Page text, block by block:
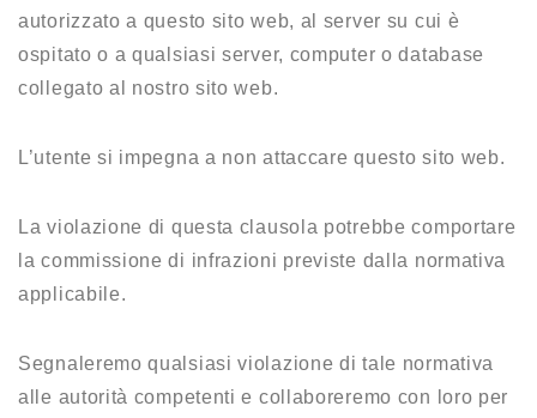
autorizzato a questo sito web, al server su cui è
ospitato o a qualsiasi server, computer o database
collegato al nostro sito web.
L’utente si impegna a non attaccare questo sito web.
La violazione di questa clausola potrebbe comportare
la commissione di infrazioni previste dalla normativa
applicabile.
Segnaleremo qualsiasi violazione di tale normativa
alle autorità competenti e collaboreremo con loro per